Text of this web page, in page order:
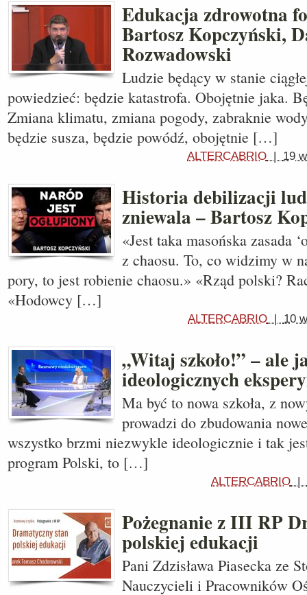
Edukacja zdrowotna
Bartosz Kopczyński,
Rozwadowski
Ludzie będący w stanie
powiedzieć: będzie katastrofa. Obojętnie jaka.
Zmiana klimatu, zmiana pogody, zabraknie
będzie susza, będzie powódź, obojętnie […]
ALTERCABRIO | 19
Historia debilizacji
zniewala – Bartosz
«Jest taka masońska zasada
z chaosu. To, co widzimy w
pory, to jest robienie chaosu.» «Rząd polski?
«Hodowcy […]
ALTERCABRIO | 10
„Witaj szkoło!” – ale
ideologicznych
Ma być to nowa szkoła, z
prowadzi do zbudowania
wszystko brzmi niezwykle ideologicznie i tak
program Polski, to […]
ALTERCABRIO |
Pożegnanie z III RP
polskiej edukacji
Pani Zdzisława Piasecka ze
Nauczycieli i Pracowników